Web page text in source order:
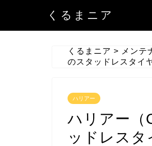
くるまニア
くるまニア > メンテ
のスタッドレスタイ
ハリアー
ハリアー（
ッドレスタ